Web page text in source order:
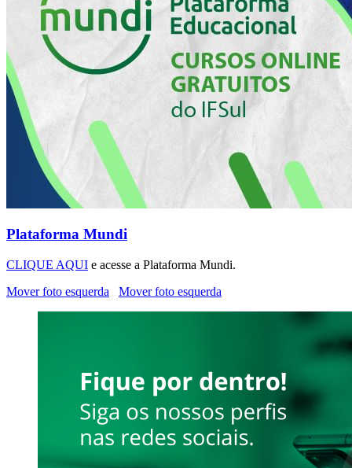
Plataforma Mundi
CLIQUE AQUI e acesse a Plataforma Mundi.
Mover foto esquerda
Mover foto esquerda